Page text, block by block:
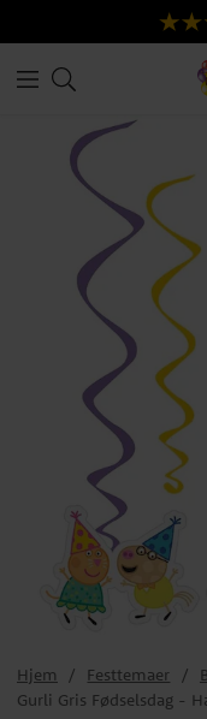
Hjem Festtemaer
Gurli Gris Fødselsdag -